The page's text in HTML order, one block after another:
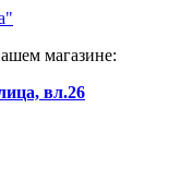
магазине:
вл.26